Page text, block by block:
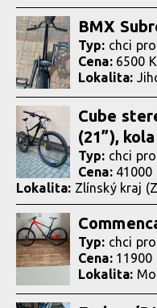
BMX
Typ: chci
Cena: 6500
Lokalita:
Cube
(21”),
Typ: chci
Cena: 41000
Lokalita: Zlínský kraj
Typ: chci
Cena: 11900
Lokalita: